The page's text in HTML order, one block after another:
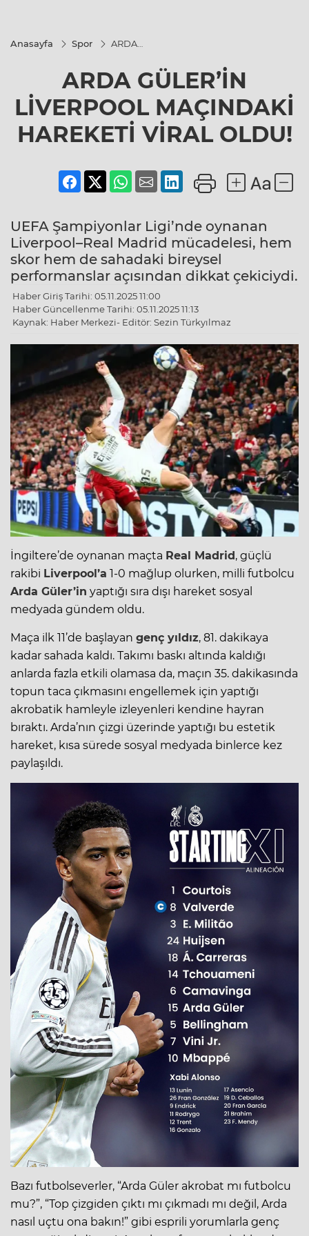
Anasayfa Spor
ARDA
LİVERPOOL
MAÇINDAKİ
HAREKETİ
VİRAL
OLDU!
ARDA GÜLER’İN
LİVERPOOL MAÇINDAKİ
HAREKETİ VİRAL OLDU!
UEFA Şampiyonlar Ligi’nde oynanan
Liverpool–Real Madrid mücadelesi, hem
skor hem de sahadaki bireysel
performanslar açısından dikkat çekiciydi.
Haber Giriş Tarihi: 05.11.2025 11:00
Haber Güncellenme Tarihi: 05.11.2025 11:13
Kaynak: Haber Merkezi- Editör: Sezin Türkyılmaz
İngiltere’de oynanan maçta Real Madrid, güçlü
rakibi Liverpool’a 1-0 mağlup olurken, milli futbolcu
Arda Güler’in yaptığı sıra dışı hareket sosyal
medyada gündem oldu.
Maça ilk 11’de başlayan genç yıldız, 81. dakikaya
kadar sahada kaldı. Takımı baskı altında kaldığı
anlarda fazla etkili olamasa da, maçın 35. dakikasında
topun taca çıkmasını engellemek için yaptığı
akrobatik hamleyle izleyenleri kendine hayran
bıraktı. Arda’nın çizgi üzerinde yaptığı bu estetik
hareket, kısa sürede sosyal medyada binlerce kez
paylaşıldı.
Bazı futbolseverler, “Arda Güler akrobat mı futbolcu
mu?”, “Top çizgiden çıktı mı çıkmadı mı değil, Arda
nasıl uçtu ona bakın!” gibi esprili yorumlarla genç